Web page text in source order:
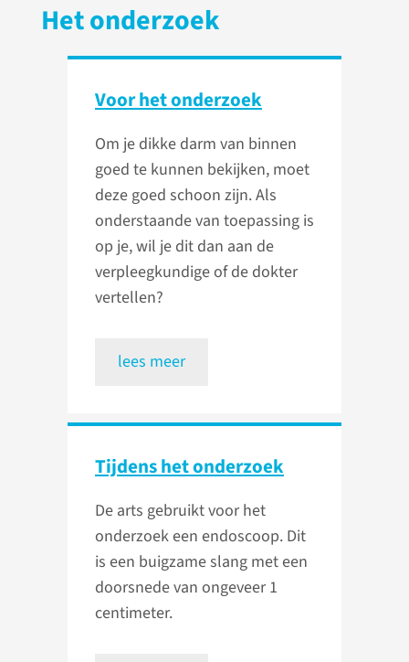
Het onderzoek
Voor het onderzoek
Om je dikke darm van binnen
goed te kunnen bekijken, moet
deze goed schoon zijn. Als
onderstaande van toepassing is
op je, wil je dit dan aan de
verpleegkundige of de dokter
vertellen?
lees meer
Tijdens het onderzoek
De arts gebruikt voor het
onderzoek een endoscoop. Dit
is een buigzame slang met een
doorsnede van ongeveer 1
centimeter.